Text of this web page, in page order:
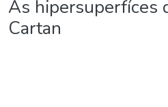
As hipersuperfíces
Cartan